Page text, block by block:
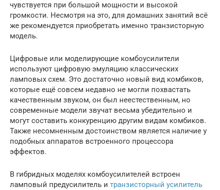
чувствуется при большой мощности и высокой
громкости. Несмотря на это, для домашних занятий всё
же рекомендуется приобретать именно транзисторную
модель.
Цифровые или моделирующие комбоусилители
используют цифровую эмуляцию классических
ламповых схем. Это достаточно новый вид комбиков,
которые ещё совсем недавно не могли похвастать
качественным звуком, он был неестественным, но
современные модели звучат весьма убедительно и
могут составить конкуренцию другим видам комбиков.
Также несомненным достоинством является наличие у
подобных аппаратов встроенного процессора
эффектов.
В гибридных моделях комбоусилителей встроен
ламповый предусилитель и транзисторный усилитель